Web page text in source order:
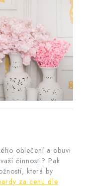
oblečení a obuvi
činnosti? Pak
která by
za cenu dle